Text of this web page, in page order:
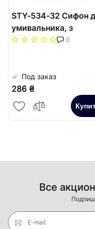
STY-534-32 Сифон
умивальника, з
великим стоком,
0
Под заказ
286 ₴
Все
E-mail